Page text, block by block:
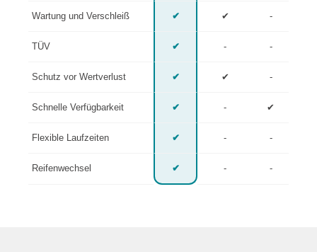
Wartung und Verschleiß ✔ ✔ -
TÜV ✔ - -
Schutz vor Wertverlust ✔ ✔ -
Schnelle Verfügbarkeit ✔ - ✔
Flexible Laufzeiten ✔ - -
Reifenwechsel ✔ - -